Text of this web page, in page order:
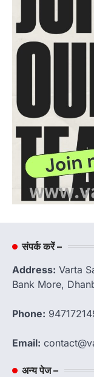
संपर्क करें –
Address: Varta
Bank More,
Phone:
Email:
अन्य पेज –